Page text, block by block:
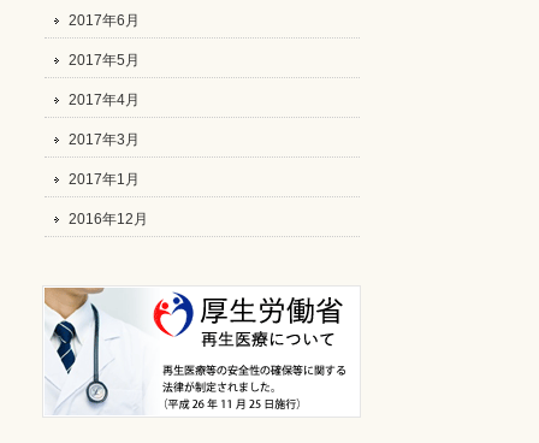
2017年6月
2017年5月
2017年4月
2017年3月
2017年1月
2016年12月